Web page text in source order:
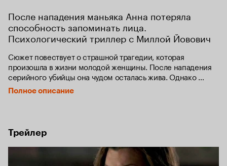
После нападения маньяка Анна потеряла
способность запоминать лица.
Психологический триллер с Миллой Йовович
Сюжет повествует о страшной трагедии, которая
произошла в жизни молодой женщины. После нападения
серийного убийцы она чудом осталась жива. Однако
сложная травма головы сделала её фактически
беспомощной. Она совсем не запоминает лица людей, и
Полное описание
Трейлер